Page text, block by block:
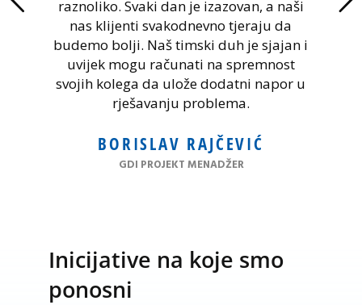
raznoliko. Svaki dan je izazovan, a naši
nas klijenti svakodnevno tjeraju da
budemo bolji. Naš timski duh je sjajan i
uvijek mogu računati na spremnost
svojih kolega da ulože dodatni napor u
rješavanju problema.
BORISLAV RAJČEVIĆ
GDI PROJEKT MENADŽER
Inicijative na koje smo
ponosni